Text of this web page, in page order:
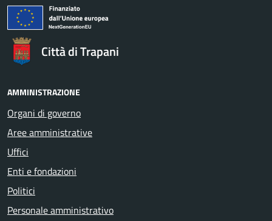
Città di Trapani
AMMINISTRAZIONE
Organi di governo
Aree amministrative
Uffici
Enti e fondazioni
Politici
Personale amministrativo